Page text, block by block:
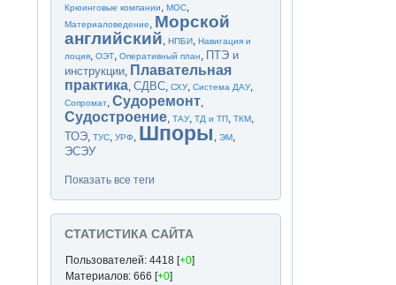
Крюинговые компании,МОС,
Материаловедение, Морской
английский,НПБИ,Навигация и
лоция,ОЭТ,Оперативный план, ПТЭ и
инструкции, Плавательная
практика,СДВС,СХУ,Система ДАУ,
Сопромат,Судоремонт,
Судостроение,ТАУ,ТД и ТП,ТКМ,
ТОЭ,ТУС,УРФ, Шпоры ,ЭМ,
ЭСЭУ
Показать все теги
СТАТИСТИКА САЙТА
Пользователей: 4418 [+0]
Материалов: 666 [+0]